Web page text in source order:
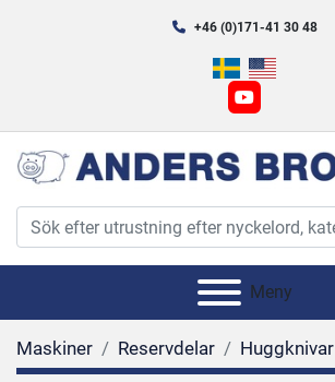
+46 (0)171-41 30 48
youtube
Meny
Maskiner Reservdelar Huggknivar